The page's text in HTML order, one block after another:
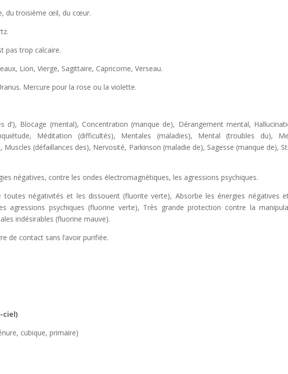
du troisième œil, du cœur.
pas trop calcaire.
Lion, Vierge, Sagittaire, Capricorne, Verseau.
Mercure pour la rose ou la violette.
d’), Blocage (mental), Concentration (manque de), Dérangement mental,
Méditation (difficultés), Mentales (maladies), Mental (troubles du),
(défaillances des), Nervosité, Parkinson (maladie de), Sagesse (manque de),
négatives, contre les ondes électromagnétiques, les agressions psychiques.
toutes négativités et les dissouent (fluorite verte), Absorbe les énergies négatives
agressions psychiques (fluorine verte), Très grande protection contre la
indésirables (fluorine mauve).
de contact sans l’avoir purifiée.
ciel)
cubique, primaire)